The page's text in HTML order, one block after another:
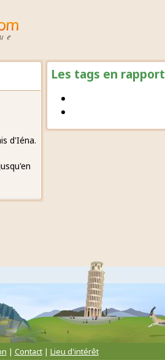
Les tags en rapport
d'Iéna.
| Contact| Lieu d'intérêt